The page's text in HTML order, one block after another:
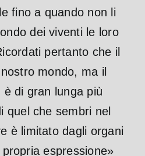
fino a quando non li
dei viventi le loro
pertanto che il
mondo, ma il
di gran lunga più
quel che sembri nel
è limitato dagli organi
espressione»